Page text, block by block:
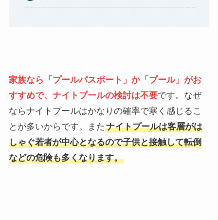
家族なら「プールパスポート」か「プール」がお
すすめで、ナイトプールの検討は不要です。なぜ
ならナイトプールはかなりの確率で寒く感じるこ
とが多いからです。またナイトプールは客層がは
しゃぐ若者が中心となるので子供と接触して転倒
などの危険も多くなります。